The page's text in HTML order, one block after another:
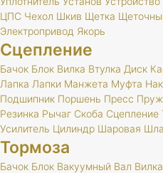
ЦПС Чехол Шкив Щетка
Электропривод Якорь
Сцепление
Бачок Блок Вилка Втулка Диск
Лапка Лапки Манжета Муфта
Подшипник Поршень Пресс
Резинка Рычаг Скоба Сцепление
Усилитель Цилиндр Шаровая
Тормоза
Бачок Блок Вакуумный Вал Вилка